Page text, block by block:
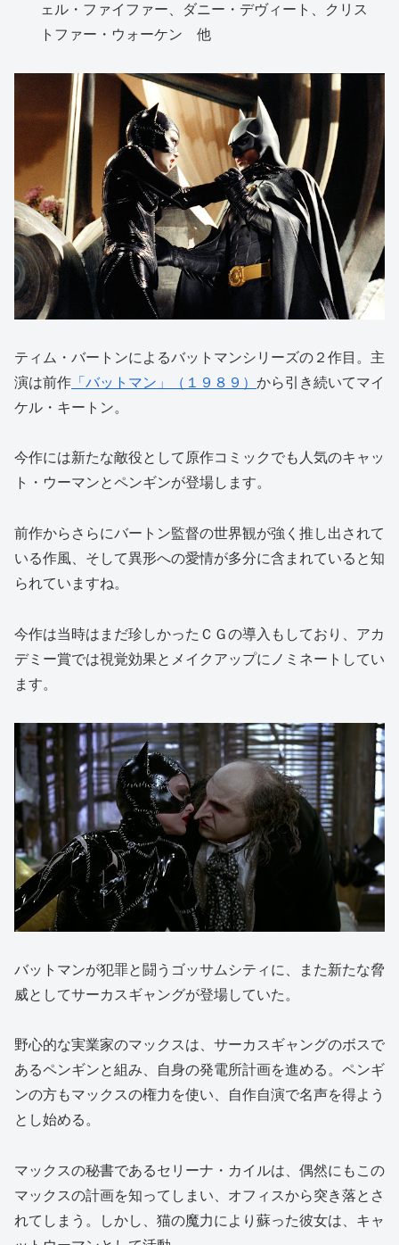
ェル・ファイファー、ダニー・デヴィート、クリス
トファー・ウォーケン 他
ティム・バートンによるバットマンシリーズの２作目。主
演は前作 「バットマン」（１９８９） から引き続いてマイ
ケル・キートン。
今作には新たな敵役として原作コミックでも人気のキャッ
ト・ウーマンとペンギンが登場します。
前作からさらにバートン監督の世界観が強く推し出されて
いる作風、そして異形への愛情が多分に含まれていると知
られていますね。
今作は当時はまだ珍しかったＣＧの導入もしており、アカ
デミー賞では視覚効果とメイクアップにノミネートしてい
ます。
バットマンが犯罪と闘うゴッサムシティに、また新たな脅
威としてサーカスギャングが登場していた。
野心的な実業家のマックスは、サーカスギャングのボスで
あるペンギンと組み、自身の発電所計画を進める。ペンギ
ンの方もマックスの権力を使い、自作自演で名声を得よう
とし始める。
マックスの秘書であるセリーナ・カイルは、偶然にもこの
マックスの計画を知ってしまい、オフィスから突き落とさ
れてしまう。しかし、猫の魔力により蘇った彼女は、キャ